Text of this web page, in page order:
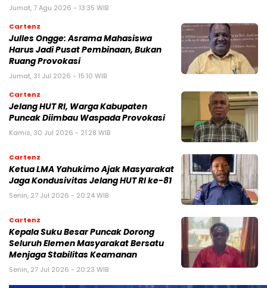
Jumat, 7 Agu 2026 - 13:35 WIB
Cartenz
Julles Ongge: Asrama Mahasiswa
Harus Jadi Pusat Pembinaan, Bukan
Ruang Provokasi
Jumat, 31 Jul 2026 - 15:10 WIB
Cartenz
Jelang HUT RI, Warga Kabupaten
Puncak Diimbau Waspada Provokasi
Kamis, 30 Jul 2026 - 21:28 WIB
Cartenz
Ketua LMA Yahukimo Ajak Masyarakat
Jaga Kondusivitas Jelang HUT RI ke-81
Senin, 27 Jul 2026 - 20:24 WIB
Cartenz
Kepala Suku Besar Puncak Dorong
Seluruh Elemen Masyarakat Bersatu
Menjaga Stabilitas Keamanan
Senin, 27 Jul 2026 - 20:23 WIB